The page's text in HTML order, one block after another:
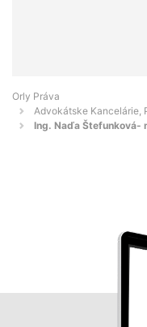
Orly Práva
Advokátske Kancelárie,
Ing. Naďa Štefunková-